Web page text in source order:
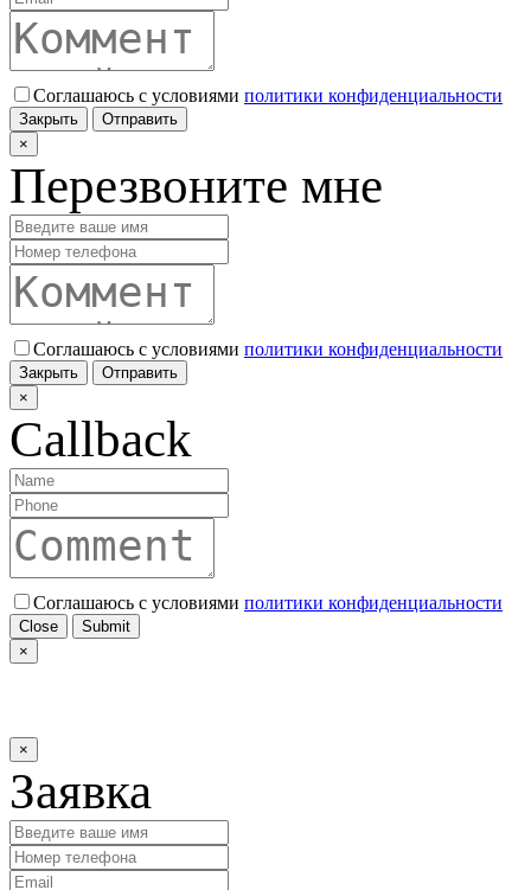
Соглашаюсь с условиями политики конфиденциальности
Закрыть
Отправить
×
Перезвоните мне
Соглашаюсь с условиями политики конфиденциальности
Закрыть
Отправить
×
Callback
Соглашаюсь с условиями политики конфиденциальности
Close
Submit
×
×
Заявка